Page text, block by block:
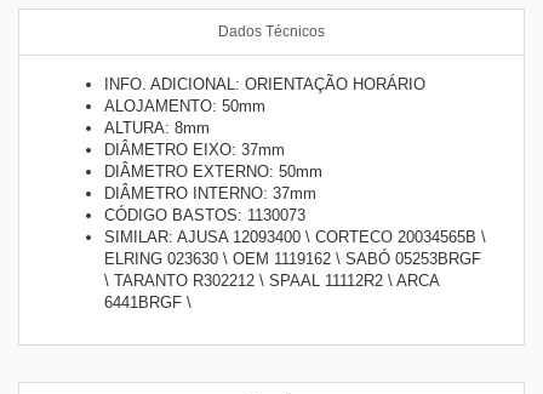
Dados Técnicos
INFO. ADICIONAL: ORIENTAÇÃO HORÁRIO
ALOJAMENTO: 50mm
ALTURA: 8mm
DIÂMETRO EIXO: 37mm
DIÂMETRO EXTERNO: 50mm
DIÂMETRO INTERNO: 37mm
CÓDIGO BASTOS: 1130073
SIMILAR: AJUSA 12093400 \ CORTECO 20034565B \
ELRING 023630 \ OEM 1119162 \ SABÓ 05253BRGF
\ TARANTO R302212 \ SPAAL 11112R2 \ ARCA
6441BRGF \